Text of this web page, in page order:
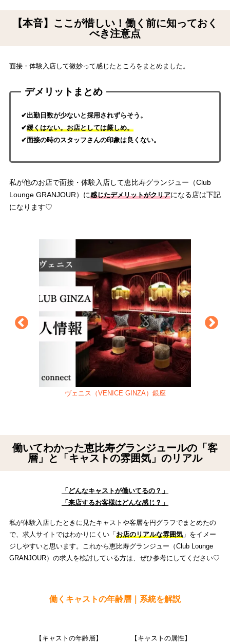
【本音】ここが惜しい！働く前に知っておく
べき注意点
面接・体験入店して微妙って感じたところをまとめました。
デメリットまとめ
✔出勤日数が少ないと採用されずらそう。
✔緩くはない。お店としては厳しめ。
✔面接の時のスタッフさんの印象は良くない。
私が他のお店で面接・体験入店して恵比寿グランジュー（Club
Lounge GRANJOUR）に感じたデメリットがクリアになる店は下記
になります♡
ヴェニス（VENICE GINZA）銀座
働いてわかった恵比寿グランジュールの「客
層」と「キャストの雰囲気」のリアル
「どんなキャストが働いてるの？」
「来店するお客様はどんな感じ？」
私が体験入店したときに見たキャストや客層を円グラフでまとめたの
で、求人サイトではわかりにくい「 お店のリアルな雰囲気」をイメー
ジしやすいと思います。これから恵比寿グランジュー（Club Lounge
GRANJOUR）の求人を検討している方は、ぜひ参考にしてください♡
働くキャストの年齢層｜系統を解説
【キャストの年齢層】 【キャストの属性】